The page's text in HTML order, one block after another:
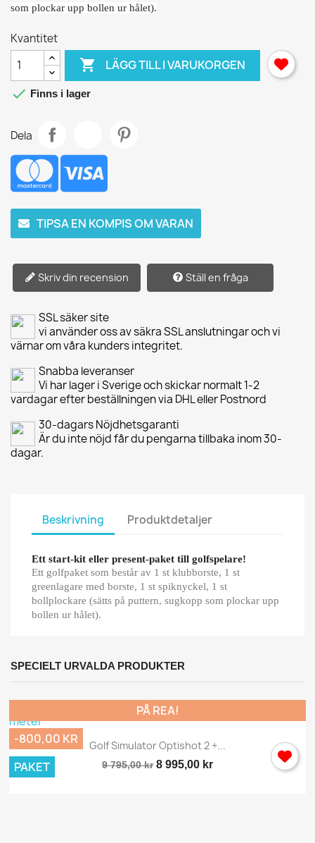
som plockar upp bollen ur hålet).
Kvantitet
 LÄGG TILL I VARUKORGEN
 Finns i lager
Dela
TIPSA EN KOMPIS OM VARAN
Skriv din recension Ställ en fråga
SSL säker site
vi använder oss av säkra SSL anslutningar och vi
värnar om våra kunders integritet.
Snabba leveranser
Vi har lager i Sverige och skickar normalt 1-2
vardagar efter beställningen via DHL eller Postnord
30-dagars Nöjdhetsgaranti
Är du inte nöjd får du pengarna tillbaka inom 30-
dagar.
Beskrivning Produktdetaljer
Ett start-kit eller present-paket till golfspelare!
Ett golfpaket som består av 1 st klubborste, 1 st
greenlagare med borste, 1 st spiknyckel, 1 st
bollplockare (sätts på puttern, sugkopp som plockar upp
bollen ur hålet).
SPECIELT URVALDA PRODUKTER
Golf Simulator Optishot 2 +...
9 795,00 kr 8 995,00 kr
PÅ REA!
-800,00 KR
PAKET